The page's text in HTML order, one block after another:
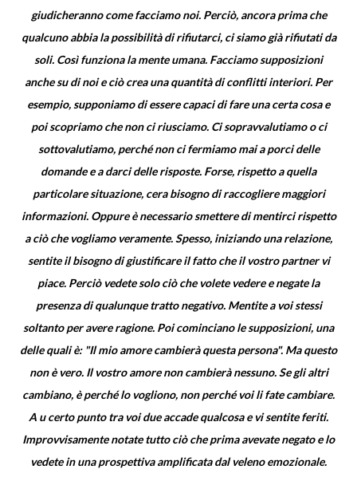
giudicheranno come facciamo noi. Perciò, ancora prima che
qualcuno abbia la possibilità di rifiutarci, ci siamo già rifiutati da
soli. Così funziona la mente umana. Facciamo supposizioni
anche su di noi e ciò crea una quantità di conflitti interiori. Per
esempio, supponiamo di essere capaci di fare una certa cosa e
poi scopriamo che non ci riusciamo. Ci sopravvalutiamo o ci
sottovalutiamo, perché non ci fermiamo mai a porci delle
domande e a darci delle risposte. Forse, rispetto a quella
particolare situazione, cera bisogno di raccogliere maggiori
informazioni. Oppure è necessario smettere di mentirci rispetto
a ciò che vogliamo veramente. Spesso, iniziando una relazione,
sentite il bisogno di giustificare il fatto che il vostro partner vi
piace. Perciò vedete solo ciò che volete vedere e negate la
presenza di qualunque tratto negativo. Mentite a voi stessi
soltanto per avere ragione. Poi cominciano le supposizioni, una
delle quali è: "Il mio amore cambierà questa persona". Ma questo
non è vero. Il vostro amore non cambierà nessuno. Se gli altri
cambiano, è perché lo vogliono, non perché voi li fate cambiare.
A u certo punto tra voi due accade qualcosa e vi sentite feriti.
Improvvisamente notate tutto ciò che prima avevate negato e lo
vedete in una prospettiva amplificata dal veleno emozionale.